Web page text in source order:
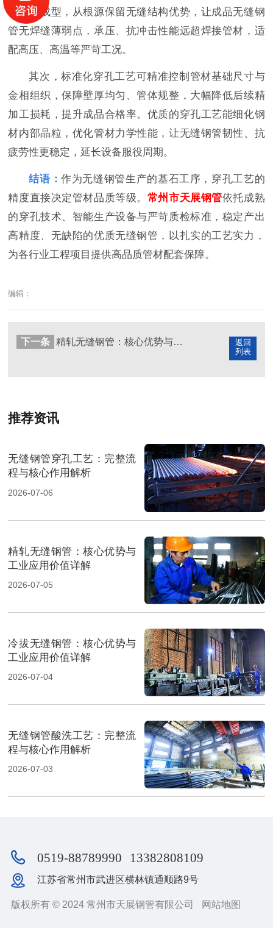
需焊接成型，从根源保留无缝结构优势，让成品无缝钢
管无焊缝薄弱点，承压、抗冲击性能远超焊接管材，适
配高压、高温等严苛工况。
其次，标准化穿孔工艺可精准控制管材基础尺寸与
金相组织，保障壁厚均匀、管体规整，大幅降低后续精
加工损耗，提升成品合格率。优质的穿孔工艺能细化钢
材内部晶粒，优化管材力学性能，让无缝钢管韧性、抗
疲劳性更稳定，延长设备服役周期。
结语 ：作为无缝钢管生产的基石工序，穿孔工艺的
精度直接决定管材品质等级。 常州市天展钢管依托成熟
的穿孔技术、智能生产设备与严苛质检标准，稳定产出
高精度、无缺陷的优质无缝钢管，以扎实的工艺实力，
为各行业工程项目提供高品质管材配套保障。
编辑：
返回
列表
下一条 精轧无缝钢管：核心优势与工业应用价值详解
推荐资讯
无缝钢管穿孔工艺：完整流
程与核心作用解析
2026-07-06
精轧无缝钢管：核心优势与
工业应用价值详解
2026-07-05
冷拔无缝钢管：核心优势与
工业应用价值详解
2026-07-04
无缝钢管酸洗工艺：完整流
程与核心作用解析
2026-07-03
0519-88789990 13382808109
江苏省常州市武进区横林镇通顺路9号
版权所有 © 2024 常州市天展钢管有限公司 网站地图